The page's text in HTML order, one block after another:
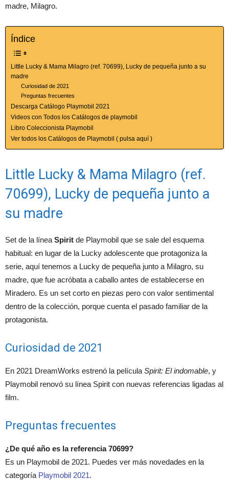
madre, Milagro.
Índice
Little Lucky & Mama Milagro (ref. 70699), Lucky de pequeña junto a su
madre
Curiosidad de 2021
Preguntas frecuentes
Descarga Catálogo Playmobil 2021
Videos con Todos los Catálogos de playmobil
Libro Coleccionista Playmobil
Ver todos los Catálogos de Playmobil ( pulsa aquí )
Little Lucky & Mama Milagro (ref.
70699), Lucky de pequeña junto a
su madre
Set de la línea Spirit de Playmobil que se sale del esquema
habitual: en lugar de la Lucky adolescente que protagoniza la
serie, aquí tenemos a Lucky de pequeña junto a Milagro, su
madre, que fue acróbata a caballo antes de establecerse en
Miradero. Es un set corto en piezas pero con valor sentimental
dentro de la colección, porque cuenta el pasado familiar de la
protagonista.
Curiosidad de 2021
En 2021 DreamWorks estrenó la película Spirit: El indomable, y
Playmobil renovó su línea Spirit con nuevas referencias ligadas al
film.
Preguntas frecuentes
¿De qué año es la referencia 70699?
Es un Playmobil de 2021. Puedes ver más novedades en la
categoría Playmobil 2021.